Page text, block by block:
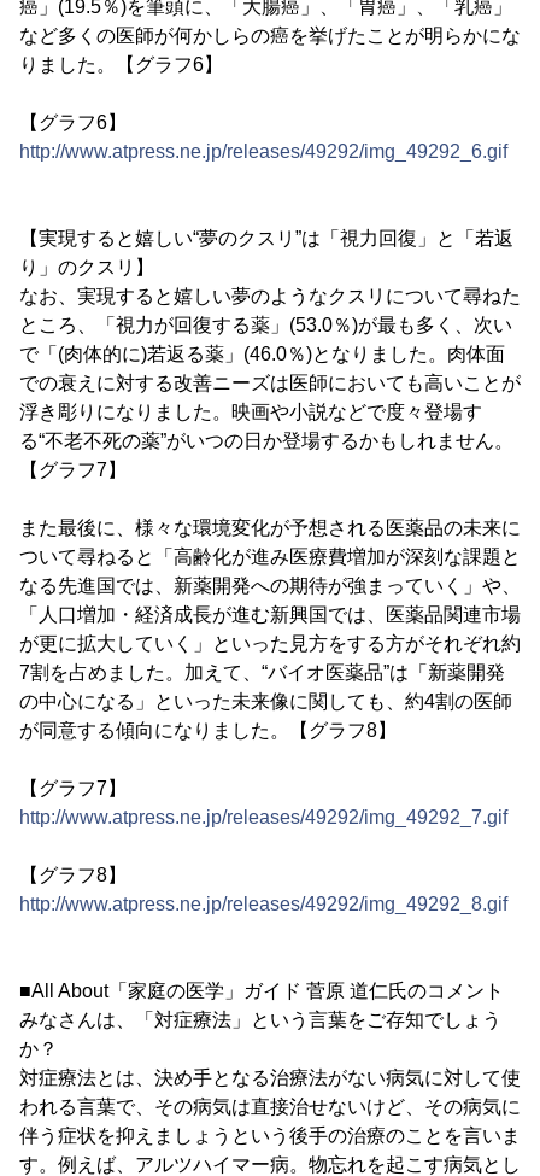
癌」(19.5％)を筆頭に、「大腸癌」、「胃癌」、「乳癌」
など多くの医師が何かしらの癌を挙げたことが明らかにな
りました。【グラフ6】
【グラフ6】
http://www.atpress.ne.jp/releases/49292/img_49292_6.gif
【実現すると嬉しい“夢のクスリ”は「視力回復」と「若返
り」のクスリ】
なお、実現すると嬉しい夢のようなクスリについて尋ねた
ところ、「視力が回復する薬」(53.0％)が最も多く、次い
で「(肉体的に)若返る薬」(46.0％)となりました。肉体面
での衰えに対する改善ニーズは医師においても高いことが
浮き彫りになりました。映画や小説などで度々登場す
る“不老不死の薬”がいつの日か登場するかもしれません。
【グラフ7】
また最後に、様々な環境変化が予想される医薬品の未来に
ついて尋ねると「高齢化が進み医療費増加が深刻な課題と
なる先進国では、新薬開発への期待が強まっていく」や、
「人口増加・経済成長が進む新興国では、医薬品関連市場
が更に拡大していく」といった見方をする方がそれぞれ約
7割を占めました。加えて、“バイオ医薬品”は「新薬開発
の中心になる」といった未来像に関しても、約4割の医師
が同意する傾向になりました。【グラフ8】
【グラフ7】
http://www.atpress.ne.jp/releases/49292/img_49292_7.gif
【グラフ8】
http://www.atpress.ne.jp/releases/49292/img_49292_8.gif
■All About「家庭の医学」ガイド 菅原 道仁氏のコメント
みなさんは、「対症療法」という言葉をご存知でしょう
か？
対症療法とは、決め手となる治療法がない病気に対して使
われる言葉で、その病気は直接治せないけど、その病気に
伴う症状を抑えましょうという後手の治療のことを言いま
す。例えば、アルツハイマー病。物忘れを起こす病気とし